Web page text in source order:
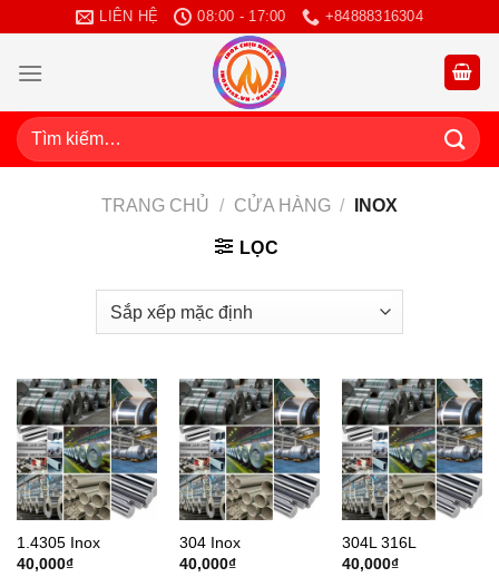
nội
LIÊN HỆ 08:00 - 17:00 +84888316304
Tìm
kiếm:
TRANG CHỦ / CỬA HÀNG / INOX
LỌC
1.4305 Inox
40,000₫
304 Inox
40,000₫
304L 316L
40,000₫